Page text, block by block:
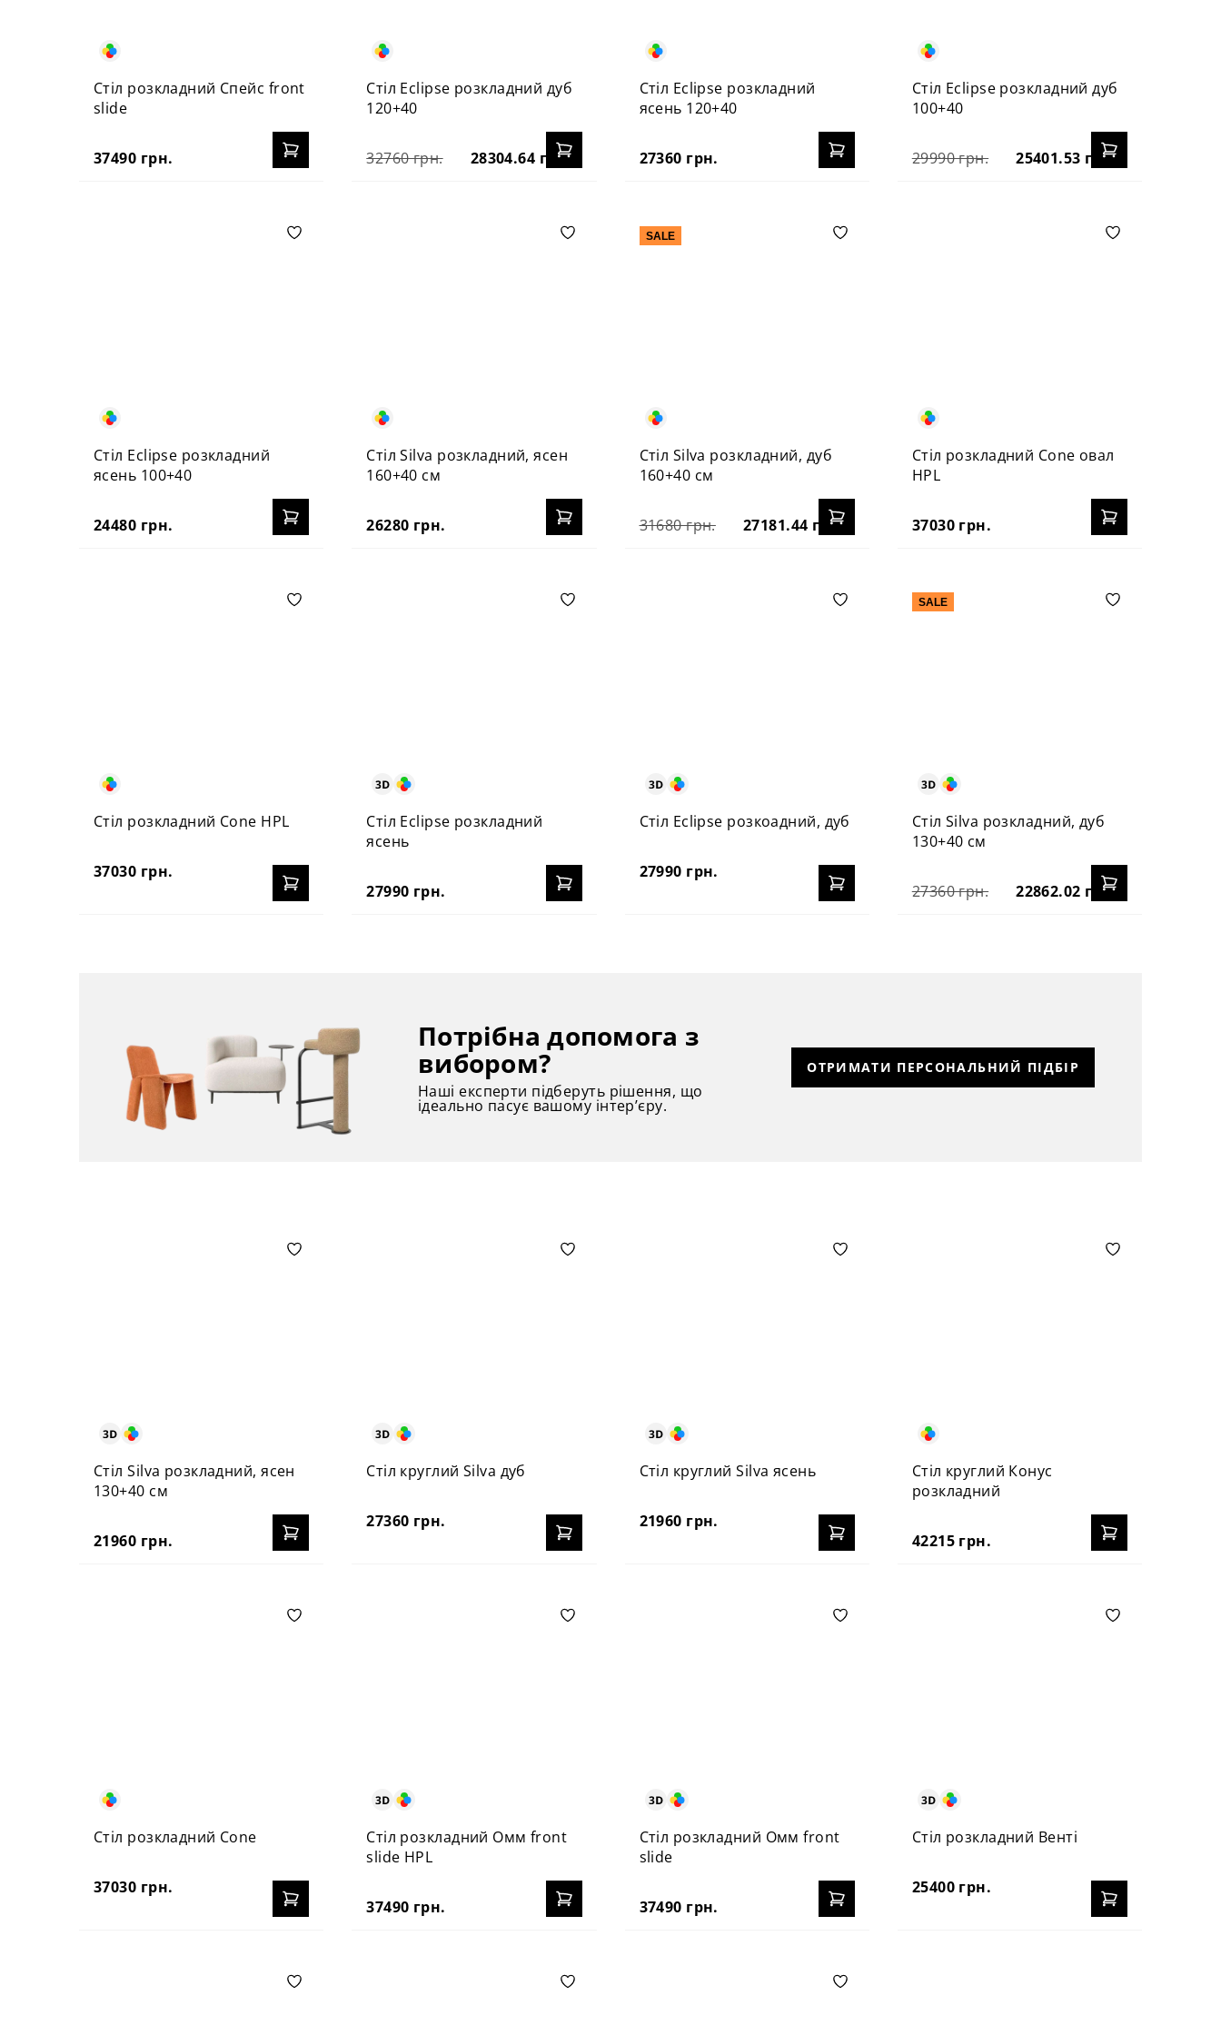
Стіл розкладний Спейс front
slide
37490 грн.
Стіл Eclipse розкладний дуб
120+40
32760 грн. 28304.64 грн.
Стіл Eclipse розкладний
ясень 120+40
27360 грн.
Стіл Eclipse розкладний дуб
100+40
29990 грн. 25401.53 грн.
Стіл Eclipse розкладний
ясень 100+40
24480 грн.
Стіл Silva розкладний, ясен
160+40 см
26280 грн.
SALE
Стіл Silva розкладний, дуб
160+40 см
31680 грн. 27181.44 грн.
Стіл розкладний Cone овал
HPL
37030 грн.
Стіл розкладний Cone HPL
37030 грн.
Стіл Eclipse розкладний
ясень
27990 грн.
Стіл Eclipse розкоадний, дуб
27990 грн.
SALE
Стіл Silva розкладний, дуб
130+40 см
27360 грн. 22862.02 грн.
Потрібна допомога з
вибором?
Наші експерти підберуть рішення, що
ідеально пасує вашому інтер’єру.
ОТРИМАТИ ПЕРСОНАЛЬНИЙ ПІДБІР
Стіл Silva розкладний, ясен
130+40 см
21960 грн.
Стіл круглий Silva дуб
27360 грн.
Стіл круглий Silva ясень
21960 грн.
Стіл круглий Конус
розкладний
42215 грн.
Стіл розкладний Cone
37030 грн.
Стіл розкладний Омм front
slide HPL
37490 грн.
Стіл розкладний Омм front
slide
37490 грн.
Стіл розкладний Венті
25400 грн.